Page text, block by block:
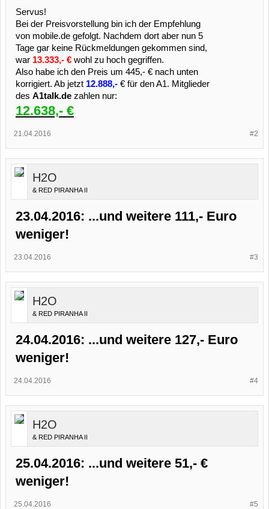
Servus!
Bei der Preisvorstellung bin ich der Empfehlung
von mobile.de gefolgt. Nachdem dort aber nun 5
Tage gar keine Rückmeldungen gekommen sind,
war 13.333,- € wohl zu hoch gegriffen.
Also habe ich den Preis um 445,- € nach unten
korrigiert. Ab jetzt 12.888,- € für den A1. Mitglieder
des A1talk.de zahlen nur:
12.638,- €
#2
21.04.2016
H2O
& RED PIRANHA II
23.04.2016: ...und weitere 111,- Euro
weniger!
#3
23.04.2016
H2O
& RED PIRANHA II
24.04.2016: ...und weitere 127,- Euro
weniger!
#4
24.04.2016
H2O
& RED PIRANHA II
25.04.2016: ...und weitere 51,- €
weniger!
#5
25.04.2016